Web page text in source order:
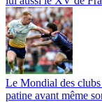
Le Mondial des
patine avant même